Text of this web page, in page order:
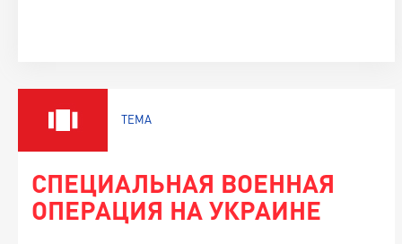
ТЕМА
СПЕЦИАЛЬНАЯ ВОЕННАЯ
ОПЕРАЦИЯ НА УКРАИНЕ